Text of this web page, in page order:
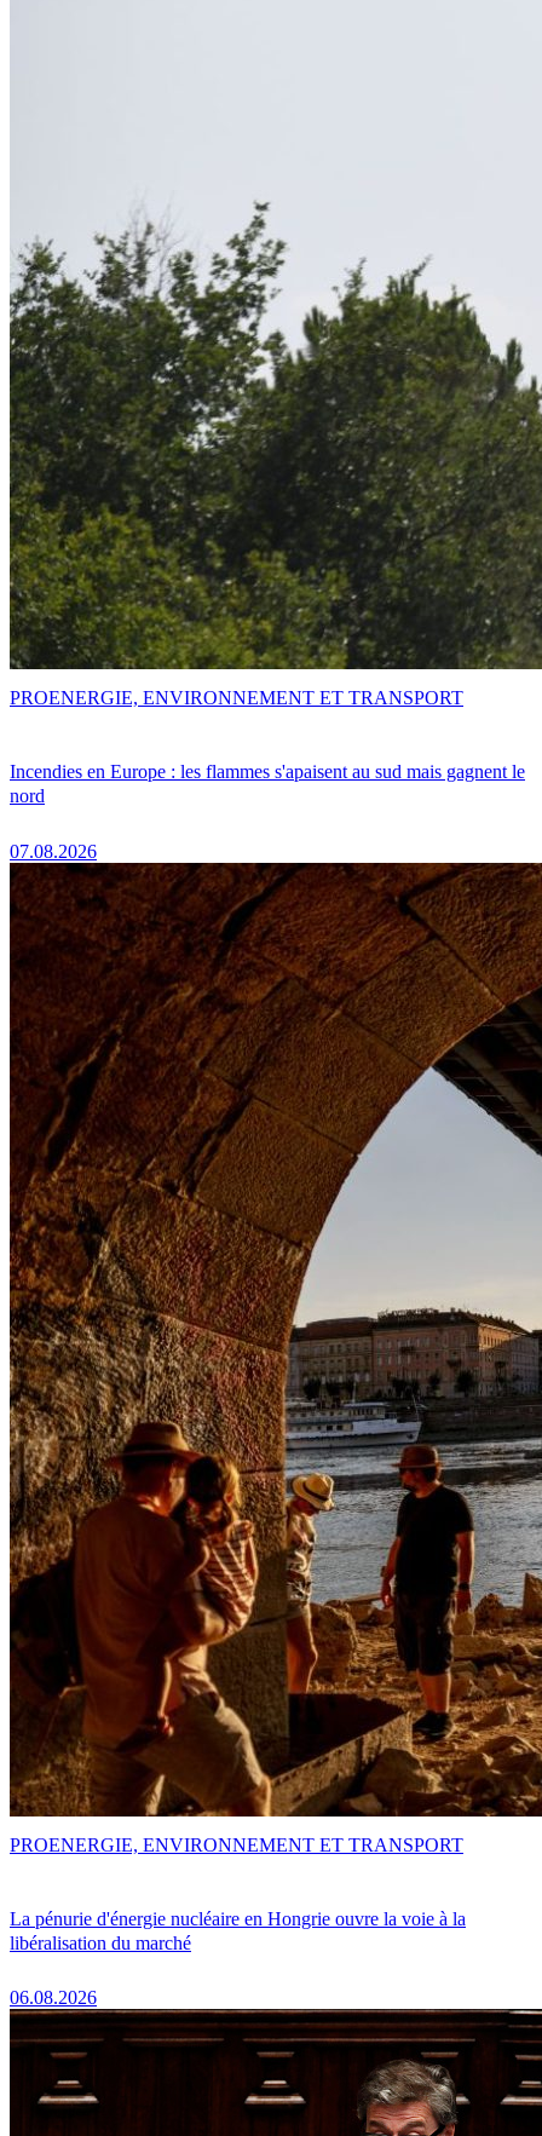
Incendies en Europe : les flammes s'apaisent au sud mais gagnent le
nord
07.08.2026
PROENERGIE, ENVIRONNEMENT ET TRANSPORT
La pénurie d'énergie nucléaire en Hongrie ouvre la voie à la
libéralisation du marché
06.08.2026
PROENERGIE, ENVIRONNEMENT ET TRANSPORT